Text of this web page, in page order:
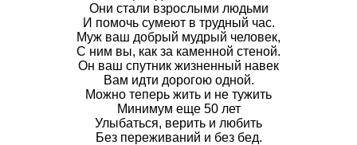
Они стали взрослыми людьми
И помочь сумеют в трудный час.
Муж ваш добрый мудрый человек,
С ним вы, как за каменной стеной.
Он ваш спутник жизненный навек
Вам идти дорогою одной.
Можно теперь жить и не тужить
Минимум еще 50 лет
Улыбаться, верить и любить
Без переживаний и без бед.